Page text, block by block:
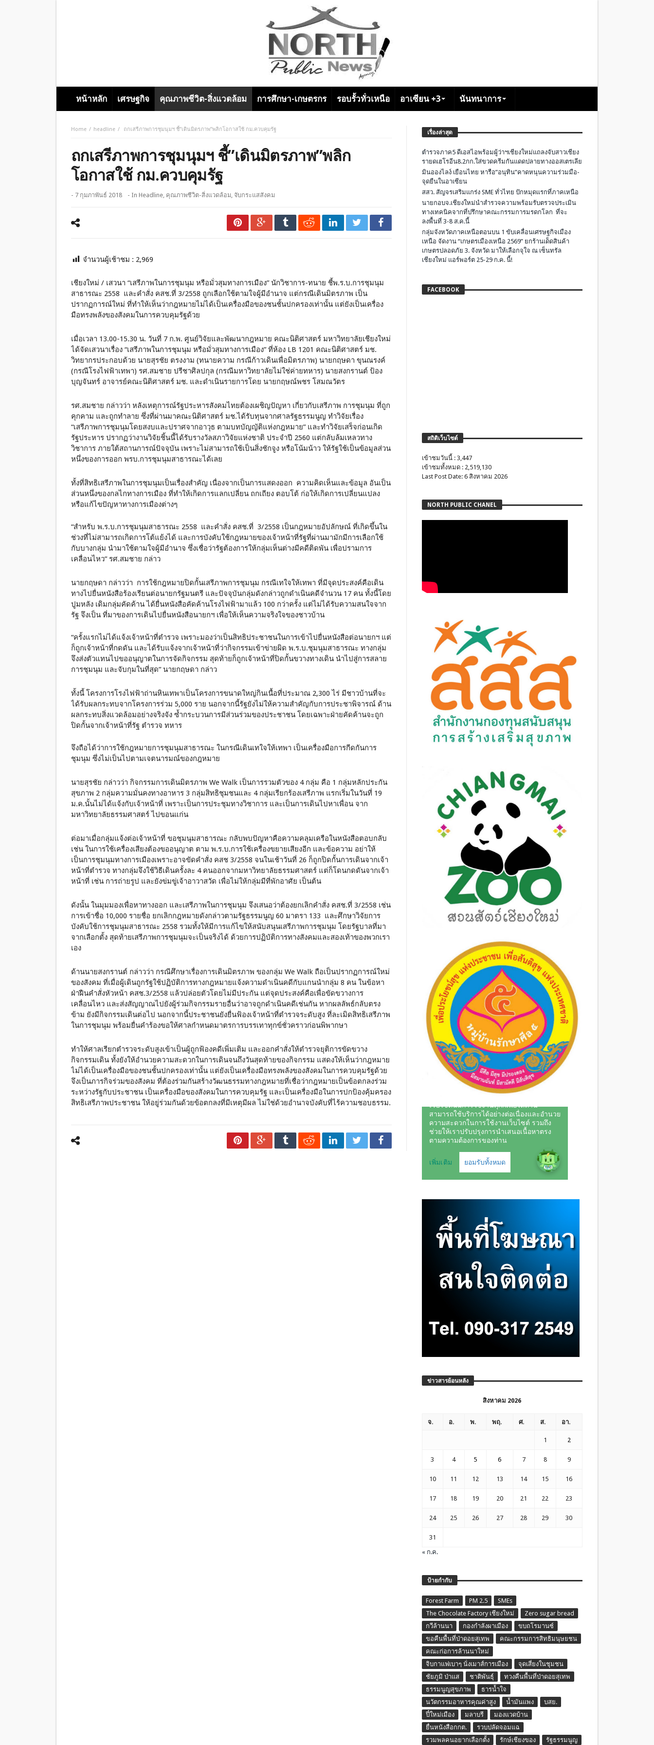
หน้าหลัก เศรษฐกิจ คุณภาพชีวิต-สิ่งแวดล้อม การศึกษา-เกษตรกร รอบรั้วทั่วเหนือ อาเซียน +3 นันทนาการ
Home headline ถกเสรีภาพการชุมนุมฯ ชี้”เดินมิตรภาพ”พลิกโอกาสใช้ กม.ควบคุมรัฐ
ถกเสรีภาพการชุมนุมฯ ชี้”เดินมิตรภาพ”พลิก
โอกาสใช้ กม.ควบคุมรัฐ
- 7 กุมภาพันธ์ 2018 - In Headline, คุณภาพชีวิต-สิ่งแวดล้อม, จับกระแสสังคม
จำนวนผู้เช้าชม : 2,969
เชียงใหม่ / เสวนา “เสรีภาพในการชุมนุม หรือมั่วสุมทางการเมือง” นักวิชาการ-ทนาย ชี้พ.ร.บ.การชุมนุม
สาธารณะ 2558 และคำสั่ง คสช.ที่ 3/2558 ถูกเลือกใช้ตามใจผู้มีอำนาจ แต่กรณีเดินมิตรภาพ เป็น
ปรากฏการณ์ใหม่ ที่ทำให้เห็นว่ากฎหมายไม่ได้เป็นเครื่องมือของชนชั้นปกครองเท่านั้น แต่ยังเป็นเครื่อง
มือทรงพลังของสังคมในการควบคุมรัฐด้วย
เมื่อเวลา 13.00-15.30 น. วันที่ 7 ก.พ. ศูนย์วิจัยและพัฒนากฎหมาย คณะนิติศาสตร์ มหาวิทยาลัยเชียงใหม่
ได้จัดเสวนาเรื่อง “เสรีภาพในการชุมนุม หรือมั่วสุมทางการเมือง” ที่ห้อง LB 1201 คณะนิติศาสตร์ มช.
วิทยากรประกอบด้วย นายสุรชัย ตรงงาม (ทนายความ กรณีก้าวเดินเพื่อมิตรภาพ) นายกฤษดา ขุนณรงค์
(กรณีโรงไฟฟ้าเทพา) รศ.สมชาย ปรีชาศิลปกุล (กรณีมหาวิทยาลัยไม่ใช่ค่ายทหาร) นายสงกรานต์ ป้อง
บุญจันทร์ อาจารย์คณะนิติศาสตร์ มช. และดำเนินรายการโดย นายกฤษณ์พชร โสมณวัตร
รศ.สมชาย กล่าวว่า หลังเหตุการณ์รัฐประหารสังคมไทยต้องเผชิญปัญหา เกี่ยวกับเสรีภาพ การชุมนุม ที่ถูก
คุกคาม และถูกทำลาย ซึ่งที่ผ่านมาคณะนิติศาสตร์ มช.ได้รับทุนจากศาลรัฐธรรมนูญ ทำวิจัยเรื่อง
“เสรีภาพการชุมนุมโดยสงบและปราศจากอาวุธ ตามบทบัญญัติแห่งกฎหมาย” และทำวิจัยเสร็จก่อนเกิด
รัฐประหาร ปรากฏว่างานวิจัยชิ้นนี้ได้รับรางวัลสภาวิจัยแห่งชาติ ประจำปี 2560 แต่กลับล้มเหลวทาง
วิชาการ ภายใต้สถานการณ์ปัจจุบัน เพราะไม่สามารถใช้เป็นสิ่งชักจูง หรือโน้มน้าว ให้รัฐใช้เป็นข้อมูลส่วน
หนึ่งของการออก พรบ.การชุมนุมสาธารณะได้เลย
ทั้งที่สิทธิเสรีภาพในการชุมนุมเป็นเรื่องสำคัญ เนื่องจากเป็นการแสดงออก ความคิดเห็นและข้อมูล อันเป็น
ส่วนหนึ่งของกลไกทางการเมือง ที่ทำให้เกิดการแลกเปลี่ยน ถกเถียง ตอบโต้ ก่อให้เกิดการเปลี่ยนแปลง
หรือแก้ไขปัญหาทางการเมืองต่างๆ
“สำหรับ พ.ร.บ.การชุมนุมสาธารณะ 2558 และคำสั่ง คสช.ที่ 3/2558 เป็นกฎหมายอัปลักษณ์ ที่เกิดขึ้นใน
ช่วงที่ไม่สามารถเกิดการโต้แย้งได้ และการบังคับใช้กฎหมายของเจ้าหน้าที่รัฐที่ผ่านมามักมีการเลือกใช้
กับบางกลุ่ม นำมาใช้ตามใจผู้มีอำนาจ ซึ่งเชื่อว่ารัฐต้องการให้กลุ่มเห็นต่างมีคดีติดพัน เพื่อปรามการ
เคลื่อนไหว” รศ.สมชาย กล่าว
นายกฤษดา กล่าวว่า การใช้กฎหมายปิดกั้นเสรีภาพการชุมนุม กรณีเทใจให้เทพา ที่มีจุดประสงค์คือเดิน
ทางไปยื่นหนังสือร้องเรียนต่อนายกรัฐมนตรี และปัจจุบันกลุ่มดังกล่าวถูกดำเนินคดีจำนวน 17 คน ทั้งนี้โดย
ปูมหลัง เดิมกลุ่มคัดค้าน ได้ยื่นหนังสือคัดค้านโรงไฟฟ้ามาแล้ว 100 กว่าครั้ง แต่ไม่ได้รับความสนใจจาก
รัฐ จึงเป็น ที่มาของการเดินไปยื่นหนังสือนายกฯ เพื่อให้เห็นความจริงใจของชาวบ้าน
“ครั้งแรกไม่ได้แจ้งเจ้าหน้าที่ตำรวจ เพราะมองว่าเป็นสิทธิประชาชนในการเข้าไปยื่นหนังสือต่อนายกฯ แต่
ก็ถูกเจ้าหน้าที่กดดัน และได้รับแจ้งจากเจ้าหน้าที่ว่ากิจกรรมเข้าข่ายผิด พ.ร.บ.ชุมนุมสาธารณะ ทางกลุ่ม
จึงส่งตัวแทนไปขออนุญาตในการจัดกิจกรรม สุดท้ายก็ถูกเจ้าหน้าที่ปิดกั้นขวางทางเดิน นำไปสู่การสลาย
การชุมนุม และจับกุมในที่สุด” นายกฤษดา กล่าว
ทั้งนี้ โครงการโรงไฟฟ้าถ่านหินเทพาเป็นโครงการขนาดใหญ่กินเนื้อที่ประมาณ 2,300 ไร่ มีชาวบ้านที่จะ
ได้รับผลกระทบจากโครงการร่วม 5,000 ราย นอกจากนี้รัฐยังไม่ให้ความสำคัญกับการประชาพิจารณ์ ด้าน
ผลกระทบสิ่งแวดล้อมอย่างจริงจัง ซ้ำกระบวนการมีส่วนร่วมของประชาชน โดยเฉพาะฝ่ายคัดค้านจะถูก
ปิดกั้นจากเจ้าหน้าที่รัฐ ตำรวจ ทหาร
จึงถือได้ว่าการใช้กฎหมายการชุมนุมสาธารณะ ในกรณีเดินเทใจให้เทพา เป็นเครื่องมือการกีดกันการ
ชุมนุม ซึ่งไม่เป็นไปตามเจตนารมณ์ของกฎหมาย
นายสุรชัย กล่าวว่า กิจกรรมการเดินมิตรภาพ We Walk เป็นการรวมตัวของ 4 กลุ่ม คือ 1 กลุ่มหลักประกัน
สุขภาพ 2 กลุ่มความมั่นคงทางอาหาร 3 กลุ่มสิทธิชุมชนและ 4 กลุ่มเรียกร้องเสรีภาพ แรกเริ่มในวันที่ 19
ม.ค.นั้นไม่ได้แจ้งกับเจ้าหน้าที่ เพราะเป็นการประชุมทางวิชาการ และเป็นการเดินไปหาเพื่อน จาก
มหาวิทยาลัยธรรมศาสตร์ ไปขอนแก่น
ต่อมาเมื่อกลุ่มแจ้งต่อเจ้าหน้าที่ ขอชุมนุมสาธารณะ กลับพบปัญหาคือความคลุมเครือในหนังสือตอบกลับ
เช่น ในการใช้เครื่องเสียงต้องขออนุญาต ตาม พ.ร.บ.การใช้เครื่องขยายเสียงอีก และข้อความ อย่าให้
เป็นการชุมนุมทางการเมืองเพราะอาจขัดคำสั่ง คสช 3/2558 จนในเช้าวันที่ 26 ก็ถูกปิดกั้นการเดินจากเจ้า
หน้าที่ตำรวจ ทางกลุ่มจึงใช้วิธีเดินครั้งละ 4 คนออกจากมหาวิทยาลัยธรรมศาสตร์ แต่ก็โดนกดดันจากเจ้า
หน้าที่ เช่น การถ่ายรูป และยังข่มขู่เจ้าอาวาสวัด เพื่อไม่ให้กลุ่มมีที่พักอาศัย เป็นต้น
ดังนั้น ในมุมมองเพื่อหาทางออก และเสรีภาพในการชุมนุม จึงเสนอว่าต้องยกเลิกคำสั่ง คสช.ที่ 3/2558 เช่น
การเข้าชื่อ 10,000 รายชื่อ ยกเลิกกฎหมายดังกล่าวตามรัฐธรรมนูญ 60 มาตรา 133 และศึกษาวิจัยการ
บังคับใช้การชุมนุมสาธารณะ 2558 รวมทั้งให้มีการแก้ไขให้สนับสนุนเสรีภาพการชุมนุม โดยรัฐบาลที่มา
จากเลือกตั้ง สุดท้ายเสรีภาพการชุมนุมจะเป็นจริงได้ ด้วยการปฏิบัติการทางสังคมและสองเท้าของพวกเรา
เอง
ด้านนายสงกรานต์ กล่าวว่า กรณีศึกษาเรื่องการเดินมิตรภาพ ของกลุ่ม We Walk ถือเป็นปรากฏการณ์ใหม่
ของสังคม ที่เมื่อผู้เดินถูกรัฐใช้ปฏิบัติการทางกฎหมายแจ้งความดำเนินคดีกับแกนนำกลุ่ม 8 คน ในข้อหา
ฝ่าฝืนคำสั่งหัวหน้า คสช.3/2558 แล้วปล่อยตัวโดยไม่มีประกัน แต่จุดประสงค์คือเพื่อขัดขวางการ
เคลื่อนไหว และส่งสัญญาณไปยังผู้ร่วมกิจกรรมรายอื่นว่าอาจถูกดำเนินคดีเช่นกัน หากผลลัพธ์กลับตรง
ข้าม ยังมีกิจกรรมเดินต่อไป นอกจากนี้ประชาชนยังยื่นฟ้องเจ้าหน้าที่ตำรวจระดับสูง ที่ละเมิดสิทธิเสรีภาพ
ในการชุมนุม พร้อมยื่นคำร้องขอให้ศาลกำหนดมาตรการบรรเทาทุกข์ชั่วคราวก่อนพิพากษา
ทำให้ศาลเรียกตำรวจระดับสูงเข้าเป็นผู้ถูกฟ้องคดีเพิ่มเติม และออกคำสั่งให้ตำรวจยุติการขัดขวาง
กิจกรรมเดิน ทั้งยังให้อำนวยความสะดวกในการเดินจนถึงวันสุดท้ายของกิจกรรม แสดงให้เห็นว่ากฎหมาย
ไม่ได้เป็นเครื่องมือของชนชั้นปกครองเท่านั้น แต่ยังเป็นเครื่องมือทรงพลังของสังคมในการควบคุมรัฐด้วย
จึงเป็นภารกิจร่วมของสังคม ที่ต้องร่วมกันสร้างวัฒนธรรมทางกฎหมายที่เชื่อว่ากฎหมายเป็นข้อตกลงร่วม
ระหว่างรัฐกับประชาชน เป็นเครื่องมือของสังคมในการควบคุมรัฐ และเป็นเครื่องมือในการปกป้องคุ้มครอง
สิทธิเสรีภาพประชาชน ให้อยู่ร่วมกันด้วยข้อตกลงที่มีเหตุมีผล ไม่ใช่ด้วยอำนาจบังคับที่ไร้ความชอบธรรม.
เรื่องล่าสุด
ตำรวจภาค5 ดีเอสไอพร้อมผู้ว่าฯเชียงใหม่แถลงจับสาวเชียง
รายดเฮโรอีน8.2กก.ใส่ขวดครีมกันแดดปลายทางออสเตรเลีย
มินอองไลง์ เยือนไทย หารือ”อนุทิน”คาดหนุนความร่วมมือ-
จุดยืนในอาเซียน
สสว. สัญจรเสริมแกร่ง SME ทั่วไทย ปักหมุดแรกที่ภาคเหนือ
นายกอบจ.เชียงใหม่นำสำรวจความพร้อมรับตรวจประเมิน
ทางเทคนิคจากที่ปรึกษาคณะกรรมการมรดกโลก ที่จะ
ลงพื้นที่ 3-8 ส.ค.นี้
กลุ่มจังหวัดภาคเหนือตอนบน 1 ขับเคลื่อนเศรษฐกิจเมือง
เหนือ จัดงาน “เกษตรเมืองเหนือ 2569” ยกร้านเด็ดสินค้า
เกษตรปลอดภัย 3. จังหวัด มาให้เลือกจุใจ ณ เซ็นทรัล
เชียงใหม่ แอร์พอร์ต 25-29 ก.ค. นี้!
FACEBOOK
สถิติเว็บไซต์
เข้าชมวันนี้ : 3,447
เข้าชมทั้งหมด : 2,519,130
Last Post Date: 6 สิงหาคม 2026
NORTH PUBLIC CHANEL
ข่าวสารย้อนหลัง
สิงหาคม 2026
จ. อ. พ. พฤ. ศ. ส. อา.
1 2
3 4 5 6 7 8 9
10 11 12 13 14 15 16
17 18 19 20 21 22 23
24 25 26 27 28 29 30
31
« ก.ค.
ป้ายกำกับ
Forest Farm PM 2.5
SMEs
The Chocolate Factory เชียงใหม่
Zero sugar bread
กวีล้านนา
กองกำลังผาเมือง
ขบถโรมานซ์
ขอคืนพื้นที่ป่าดอยสุเทพ
คณะกรรมการสิทธิมนุษยชน
คณะก่อการล้านนาใหม่
จิบกาแฟเบาๆ นั่งเมาส์การเมือง
จุดเสี่ยงในชุมชน
ชัยภูมิ ป่าแส
ชาติพันธุ์
ทวงคืนพื้นที่ป่าดอยสุเทพ
ธรรมนูญสุขภาพ
ธารน้ำใจ
นวัตกรรมอาหารคุณค่าสูง
น้ำมันแพง
บสย.
ปี๋ใหม่เมือง
มลาบรี
มองแวดบ้าน
ยื่นหนังสือกกต.
รวบปลัดจอมแฉ
รวมพลคนอยากเลือกตั้ง
รักษ์เชียงของ รัฐธรรมนูญ